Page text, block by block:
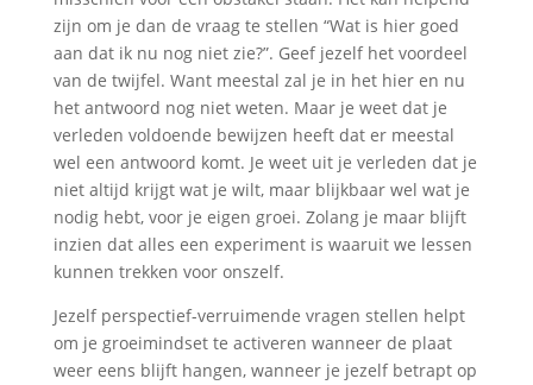
zijn om je dan de vraag te stellen “Wat is hier goed
aan dat ik nu nog niet zie?”. Geef jezelf het voordeel
van de twijfel. Want meestal zal je in het hier en nu
het antwoord nog niet weten. Maar je weet dat je
verleden voldoende bewijzen heeft dat er meestal
wel een antwoord komt. Je weet uit je verleden dat je
niet altijd krijgt wat je wilt, maar blijkbaar wel wat je
nodig hebt, voor je eigen groei. Zolang je maar blijft
inzien dat alles een experiment is waaruit we lessen
kunnen trekken voor onszelf.
Jezelf perspectief-verruimende vragen stellen helpt
om je groeimindset te activeren wanneer de plaat
weer eens blijft hangen, wanneer je jezelf betrapt op